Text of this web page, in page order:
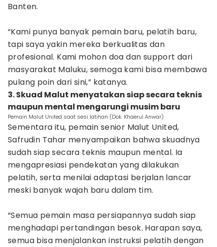
Banten.
“Kami punya banyak pemain baru, pelatih baru,
tapi saya yakin mereka berkualitas dan
profesional. Kami mohon doa dan support dari
masyarakat Maluku, semoga kami bisa membawa
pulang poin dari sini,” katanya.
3. Skuad Malut menyatakan siap secara teknis
maupun mental mengarungi musim baru
Pemain Malut United saat sesi latihan (Dok. Khaerul Anwar)
Sementara itu, pemain senior Malut United,
Safrudin Tahar menyampaikan bahwa skuadnya
sudah siap secara teknis maupun mental. Ia
mengapresiasi pendekatan yang dilakukan
pelatih, serta menilai adaptasi berjalan lancar
meski banyak wajah baru dalam tim.
“Semua pemain masa persiapannya sudah siap
menghadapi pertandingan besok. Harapan saya,
semua bisa menjalankan instruksi pelatih dengan